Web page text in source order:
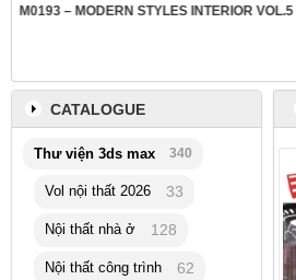
M0193 – MODERN STYLES INTERIOR VOL.5
CATALOGUE
Thư viện 3ds max 340
Vol nội thất 2026 33
Nội thất nhà ở 128
Nội thất công trình 62